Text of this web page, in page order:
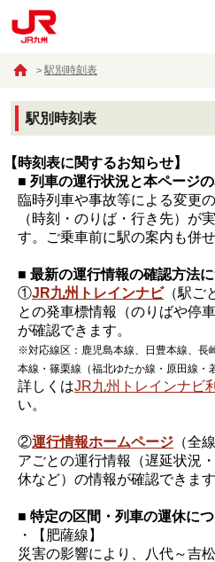
駅別時刻表
駅別時刻表
【時刻表に関するお知らせ】
■ 列車の運行状況と本ページ
臨時列車や事故等による変更
（時刻・のりば・行き先）が
す。ご乗車前に駅の案内も併
■ 最新の運行情報の確認方法
①JR九州トレインナビ（駅ご
との発車標情報（のりばや停
が確認できます。
※対応線区：鹿児島本線、日豊本線、長
本線・篠栗線（福北ゆたか線・原田線・
詳しくはJR九州トレインナビ
い。
②運行情報ホームページ （全
アごとの運行情報（遅延状況
休など）の情報が確認できます
■ 特定の区間・列車の運休に
・【肥薩線】
災害の影響により、八代～吉